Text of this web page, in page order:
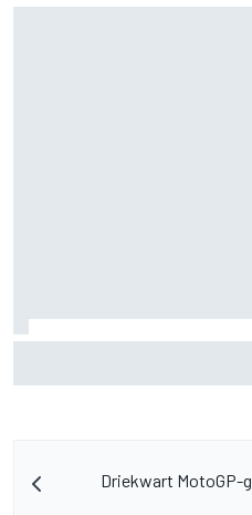
Driekwart MotoGP-